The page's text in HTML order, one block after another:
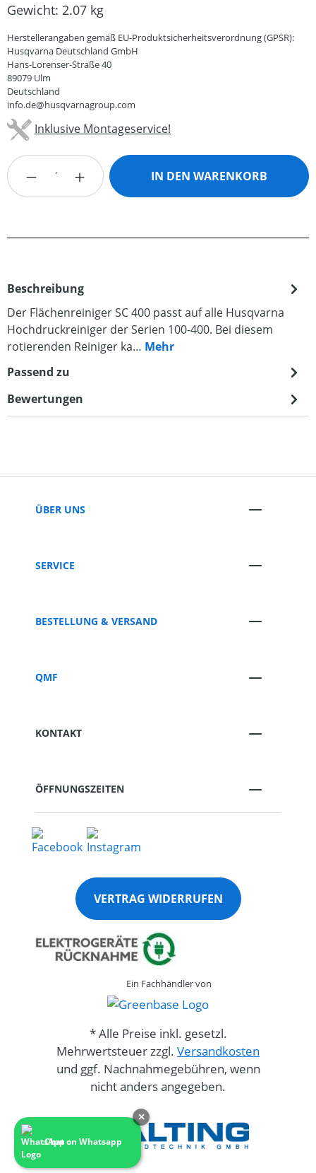
Gewicht: 2.07 kg
Herstellerangaben gemäß EU-Produktsicherheitsverordnung (GPSR):
Husqvarna Deutschland GmbH
Hans-Lorenser-Straße 40
89079 Ulm
Deutschland
info.de@husqvarnagroup.com
Inklusive Montageservice!
Produkt Anzahl: Gib den gewünschten
IN DEN WARENKORB
Beschreibung
Der Flächenreiniger SC 400 passt auf alle Husqvarna
Hochdruckreiniger der Serien 100-400. Bei diesem
rotierenden Reiniger ka… Mehr
Passend zu
Bewertungen
Chat on Whatsapp
×
ÜBER UNS
SERVICE
BESTELLUNG & VERSAND
QMF
KONTAKT
ÖFFNUNGSZEITEN
VERTRAG WIDERRUFEN
Ein Fachhändler von
* Alle Preise inkl. gesetzl.
Mehrwertsteuer zzgl. Versandkosten
und ggf. Nachnahmegebühren, wenn
nicht anders angegeben.